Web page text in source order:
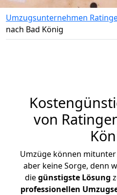
Umzugsunternehmen
nach Bad König
von
Umzüge können
aber keine Sorge, denn
diegünstigste Lösung
professionellen